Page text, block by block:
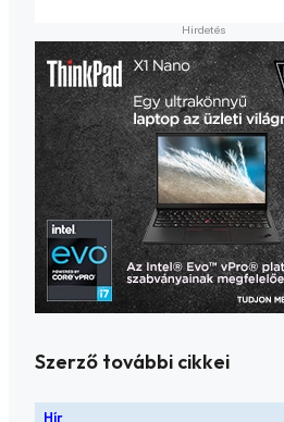
Szerző további cikkei
Hír